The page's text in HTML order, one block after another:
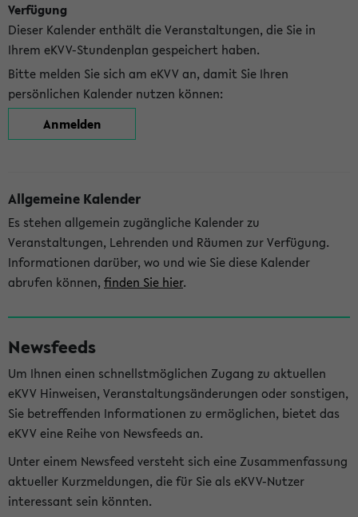
Verfügung
Dieser Kalender enthält die Veranstaltungen, die Sie in
Ihrem eKVV-Stundenplan gespeichert haben.
Bitte melden Sie sich am eKVV an, damit Sie Ihren
persönlichen Kalender nutzen können:
Anmelden
Allgemeine Kalender
Es stehen allgemein zugängliche Kalender zu
Veranstaltungen, Lehrenden und Räumen zur Verfügung.
Informationen darüber, wo und wie Sie diese Kalender
abrufen können, finden Sie hier.
Newsfeeds
Um Ihnen einen schnellstmöglichen Zugang zu aktuellen
eKVV Hinweisen, Veranstaltungsänderungen oder sonstigen,
Sie betreffenden Informationen zu ermöglichen, bietet das
eKVV eine Reihe von Newsfeeds an.
Unter einem Newsfeed versteht sich eine Zusammenfassung
aktueller Kurzmeldungen, die für Sie als eKVV-Nutzer
interessant sein könnten.